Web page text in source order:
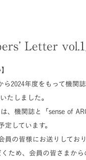
Letter
ら2024年度をもって機関
たしました。
は、機関誌と「sense of
定しています。
員の皆様にお送りしており
ため、会員の皆さまから